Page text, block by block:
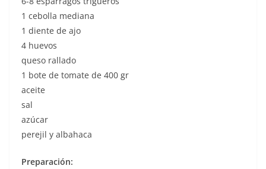
1 cebolla mediana
1 diente de ajo
4 huevos
queso rallado
1 bote de tomate de 400 gr
aceite
sal
azúcar
perejil y albahaca
Preparación: